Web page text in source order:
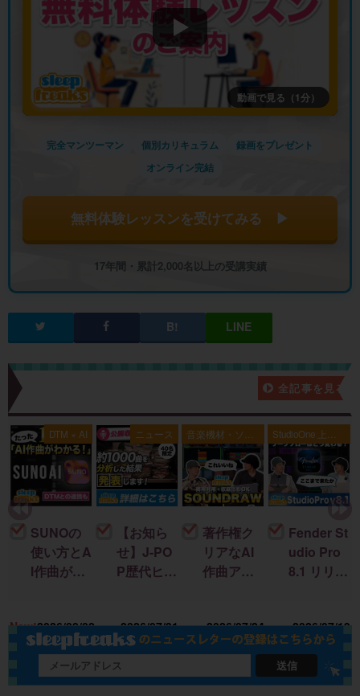
動画で見る（1分）
完全マンツーマン 個別カリキュラム
録画をプレゼント
オンライン完結
無料体験レッスンを受けてみる ▶
17年間・累計2,000名以上の受講実績
新着記事一覧 全記事を見る
DTM × AI
SUNOの
使い方とA
I作曲がわ
に生成AI
を取り入
れる基本
ガイド
New!2026/08/02
ニュース
【お知ら
せ】J-PO
P歴代ヒッ
析”する公
開収録イ
ベント開
催
2026/07/31
音楽機材・ソフ
ト
著作権ク
リアなAI
作曲アプ
Grid」｜M
ac・iOSで
単に作
2026/07/24
StudioOne 上級
者編
Fender St
udio Pro
8.1 リリー
点まとめ
2026/07/19
送信